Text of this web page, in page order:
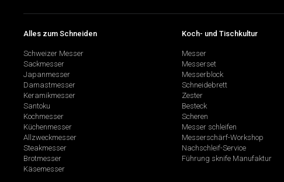
Alles zum Schneiden
Schweizer Messer
Sackmesser
Japanmesser
Damastmesser
Keramikmesser
Santoku
Kochmesser
Küchenmesser
Allzweckmesser
Steakmesser
Brotmesser
Käsemesser
Koch- und Tischkultur
Messer
Messerset
Messerblock
Schneidebrett
Zester
Besteck
Scheren
Messer schleifen
Messerschärf-Workshop
Nachschleif-Service
Führung sknife Manufaktur